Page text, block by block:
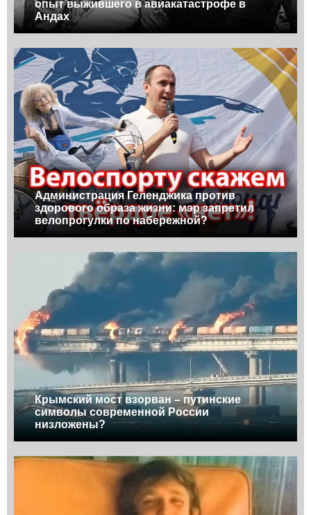
опыт выжившего в авиакатастрофе в
Андах
Администрация Геленджика против
здорового образа жизни: мэр запретил
велопрогулки по набережной?
Крымский мост взорван – путинские
символы современной России
низложены?